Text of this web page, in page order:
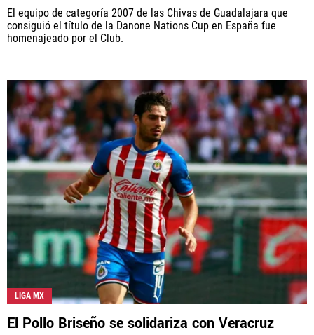
El equipo de categoría 2007 de las Chivas de Guadalajara que
consiguió el título de la Danone Nations Cup en España fue
homenajeado por el Club.
LIGA MX
El Pollo Briseño se solidariza con Veracruz